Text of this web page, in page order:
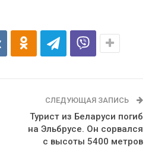
СЛЕДУЮЩАЯ ЗАПИСЬ
Турист из Беларуси погиб
на Эльбрусе. Он сорвался
с высоты 5400 метров